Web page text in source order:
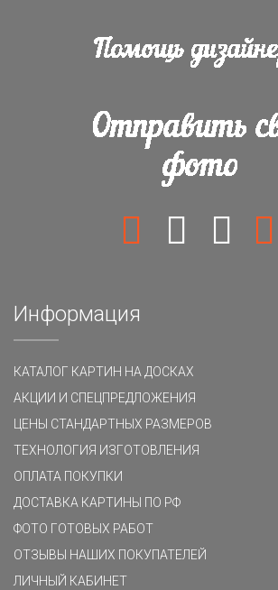
Информация
КАТАЛОГ КАРТИН НА ДОСКАХ
АКЦИИ И СПЕЦПРЕДЛОЖЕНИЯ
ЦЕНЫ СТАНДАРТНЫХ РАЗМЕРОВ
ТЕХНОЛОГИЯ ИЗГОТОВЛЕНИЯ
ОПЛАТА ПОКУПКИ
ДОСТАВКА КАРТИНЫ ПО РФ
ФОТО ГОТОВЫХ РАБОТ
ОТЗЫВЫ НАШИХ ПОКУПАТЕЛЕЙ
ЛИЧНЫЙ КАБИНЕТ